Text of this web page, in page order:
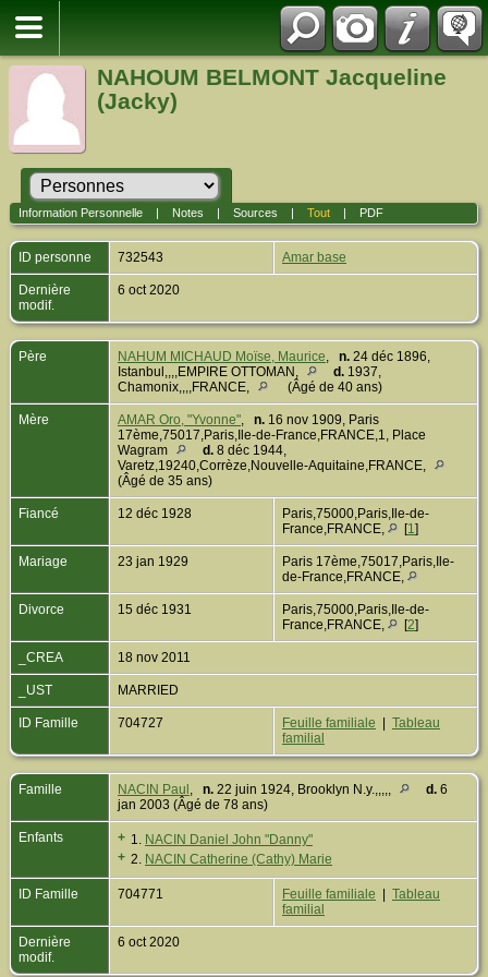
NAHOUM BELMONT Jacqueline
(Jacky)
Information Personnelle| Notes Sources Tout| PDF
ID personne 732543 Amar base
Dernière
modif.
6 oct 2020
Père NAHUM MICHAUD Moïse, Maurice, n. 24 déc 1896,
Istanbul,,,,EMPIRE OTTOMAN,
d. 1937,
Chamonix,,,,FRANCE,
(Âgé de 40 ans)
Mère AMAR Oro, "Yvonne", n. 16 nov 1909, Paris
17ème,75017,Paris,Ile-de-France,FRANCE,1, Place
Wagram
d. 8 déc 1944,
Varetz,19240,Corrèze,Nouvelle-Aquitaine,FRANCE,
(Âgé de 35 ans)
Fiancé 12 déc 1928
Paris,75000,Paris,Ile-de-
France,FRANCE,
[1]
Mariage 23 jan 1929
Paris 17ème,75017,Paris,Ile-
de-France,FRANCE,
Divorce 15 déc 1931
Paris,75000,Paris,Ile-de-
France,FRANCE,
[2]
_CREA 18 nov 2011
_UST MARRIED
ID Famille 704727 Feuille familiale
Tableau
familial
Famille NACIN Paul , n. 22 juin 1924, Brooklyn N.y.,,,,, d. 6
jan 2003 (Âgé de 78 ans)
Enfants + 1. NACIN Daniel John "Danny"
+ 2. NACIN Catherine (Cathy) Marie
ID Famille 704771 Feuille familiale
Tableau
familial
Dernière
modif.
6 oct 2020